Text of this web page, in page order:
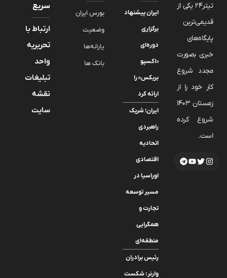
تیتر24 یکی از
قدیمی‌ترین
پایگاه‌های
خبری بصورت
مجدد شروع
کار خود را از
زمستان 1403
شروع کرده
است.
ایران پیشنهاد
برگزاری
دوره‌ای
«اکسپو
بریکس» را
ارائه کرد
ایران؛ شریک
راهبردی
اتحادیه
اقتصادی
اوراسیا در
مسیر توسعه
تجارت و
همگرایی
منطقه‌ای
رئیس برادران
وارنر: شکست
بورس ایران
وضعیت
یارانه‌ها
بانک ها
سریع
ارتباط با
تحریریه
واحد
تبلیغات
نقشه
سایت